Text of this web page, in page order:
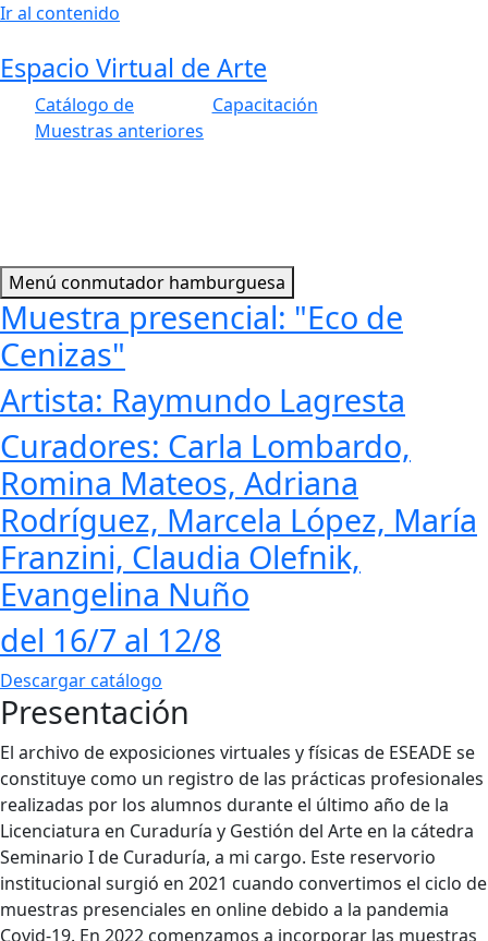
Ir al contenido
Espacio Virtual de Arte
Catálogo de
Muestras anteriores
Capacitación
Menú conmutador hamburguesa
Muestra presencial: "Eco de
Cenizas"
Artista: Raymundo Lagresta
Curadores: Carla Lombardo,
Romina Mateos, Adriana
Rodríguez, Marcela López, María
Franzini, Claudia Olefnik,
Evangelina Nuño
del 16/7 al 12/8
Descargar catálogo
Presentación
El archivo de exposiciones virtuales y físicas de ESEADE se
constituye como un registro de las prácticas profesionales
realizadas por los alumnos durante el último año de la
Licenciatura en Curaduría y Gestión del Arte en la cátedra
Seminario I de Curaduría, a mi cargo. Este reservorio
institucional surgió en 2021 cuando convertimos el ciclo de
muestras presenciales en online debido a la pandemia
Covid-19. En 2022 comenzamos a incorporar las muestras